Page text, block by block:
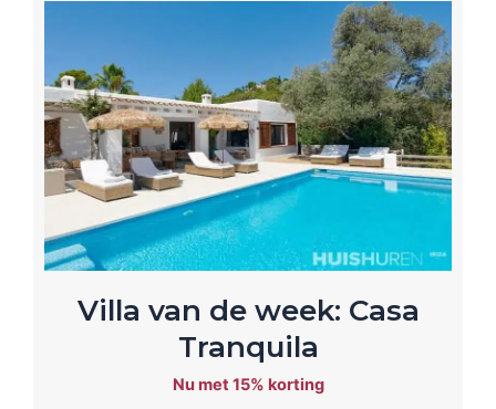
Villa van de week: Casa
Tranquila
Nu met 15% korting